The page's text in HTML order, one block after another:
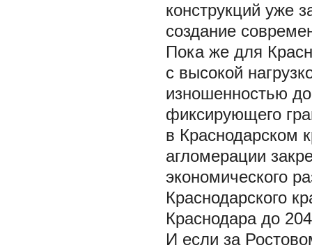
конструкций уже
создание
Пока же для
с высокой
изношенностью
фиксирующего
в Краснодарском
агломерации
экономического
Краснодарского
Краснодара до
И если за